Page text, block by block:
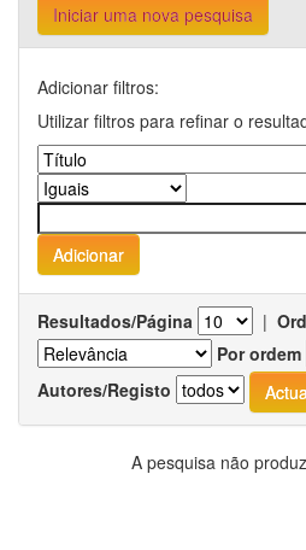
Iniciar uma nova pesquisa
Adicionar filtros:
Utilizar filtros para refinar o
Resultados/Página |
Por ordem
Autores/Registo
A pesquisa não